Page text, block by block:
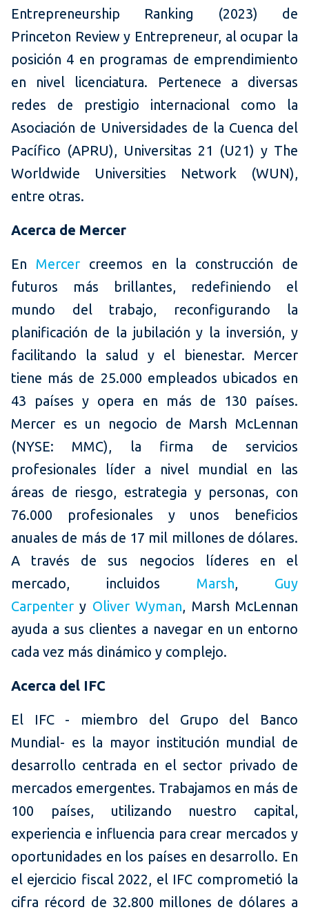
Entrepreneurship Ranking (2023) de
Princeton Review y Entrepreneur, al ocupar la
posición 4 en programas de emprendimiento
en nivel licenciatura. Pertenece a diversas
redes de prestigio internacional como la
Asociación de Universidades de la Cuenca del
Pacífico (APRU), Universitas 21 (U21) y The
Worldwide Universities Network (WUN),
entre otras.
Acerca de Mercer
En Mercercreemos en la construcción de
futuros más brillantes, redefiniendo el
mundo del trabajo, reconfigurando la
planificación de la jubilación y la inversión, y
facilitando la salud y el bienestar. Mercer
tiene más de 25.000 empleados ubicados en
43 países y opera en más de 130 países.
Mercer es un negocio de Marsh McLennan
(NYSE: MMC), la firma de servicios
profesionales líder a nivel mundial en las
áreas de riesgo, estrategia y personas, con
76.000 profesionales y unos beneficios
anuales de más de 17 mil millones de dólares.
A través de sus negocios líderes en el
mercado, incluidos Marsh, Guy
Carpenter y Oliver Wyman, Marsh McLennan
ayuda a sus clientes a navegar en un entorno
cada vez más dinámico y complejo.
Acerca del IFC
El IFC - miembro del Grupo del Banco
Mundial- es la mayor institución mundial de
desarrollo centrada en el sector privado de
mercados emergentes. Trabajamos en más de
100 países, utilizando nuestro capital,
experiencia e influencia para crear mercados y
oportunidades en los países en desarrollo. En
el ejercicio fiscal 2022, el IFC comprometió la
cifra récord de 32.800 millones de dólares a